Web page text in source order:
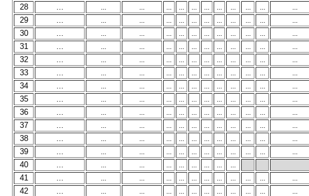
28
... ... ... ... ... ... ... ... ... ... ... ...
29
... ... ... ... ... ... ... ... ... ... ... ...
30
... ... ... ... ... ... ... ... ... ... ... ...
31
... ... ... ... ... ... ... ... ... ... ... ...
32
... ... ... ... ... ... ... ... ... ... ... ...
33
... ... ... ... ... ... ... ... ... ... ... ...
34
... ... ... ... ... ... ... ... ... ... ... ...
35
... ... ... ... ... ... ... ... ... ... ... ...
36
... ... ... ... ... ... ... ... ... ... ... ...
37
... ... ... ... ... ... ... ... ... ... ... ...
38
... ... ... ... ... ... ... ... ... ... ... ...
39
... ... ... ... ... ... ... ... ... ... ... ...
40
... ... ... ... ... ... ... ... ...
41
... ... ... ... ... ... ... ... ... ... ... ...
42
... ... ... ... ... ... ... ... ... ... ... ...